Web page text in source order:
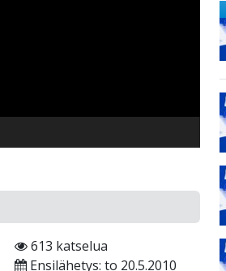
613 katselua
Ensilähetys: to 20.5.2010